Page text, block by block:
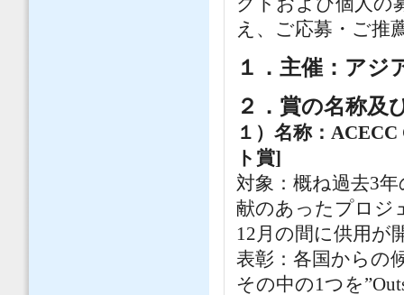
え、ご応募・ご推
１．主催：アジ
２．賞の名称及
１）名称：
ト賞]
対象：概ね過去3
献のあったプロジ
12月の間に供用が
表彰：各国からの
その中の1つを